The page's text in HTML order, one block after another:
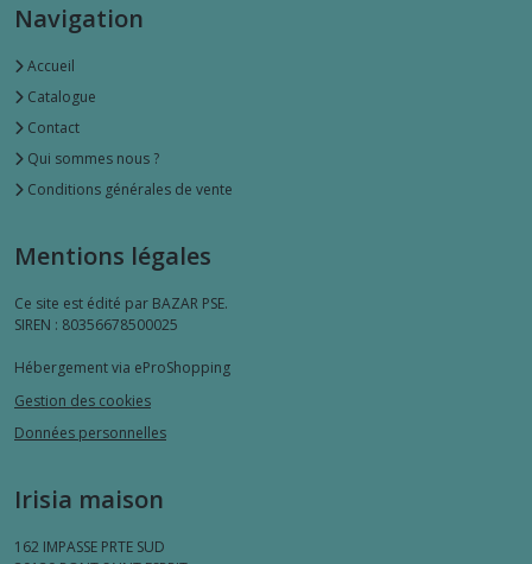
Navigation
Accueil
Catalogue
Contact
Qui sommes nous ?
Conditions générales de vente
Mentions légales
Ce site est édité par BAZAR PSE.
SIREN : 80356678500025
Hébergement via eProShopping
Gestion des cookies
Données personnelles
Irisia maison
162 IMPASSE PRTE SUD